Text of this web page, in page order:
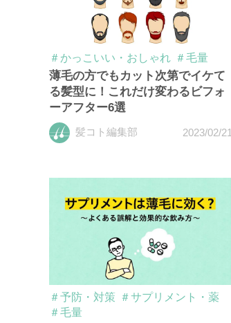
＃かっこいい・おしゃれ ＃毛量
薄毛の方でもカット次第でイケて
る髪型に！これだけ変わるビフォ
ーアフター6選
髪コト編集部 2023/02/21
＃予防・対策 ＃サプリメント・薬
＃毛量